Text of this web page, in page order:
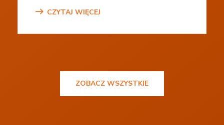
CZYTAJ WIĘCEJ
ZOBACZ WSZYSTKIE